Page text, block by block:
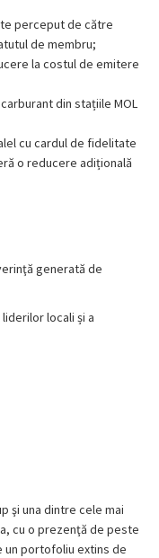
perceput de către
de membru;
la costul de emitere
din stațiile MOL
cu cardul de fidelitate
o reducere adițională
generată de
locali și a
şi una dintre cele mai
cu o prezenţă de peste
un portofoliu extins de